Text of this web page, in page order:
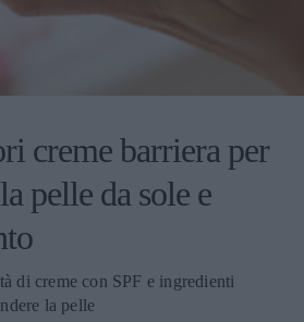
creme barriera per
pelle da sole e
di creme con SPF e ingredienti
la pelle